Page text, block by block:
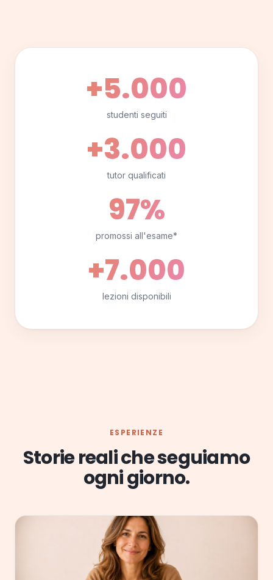
+5.000
studenti seguiti
+3.000
tutor qualificati
97%
promossi all'esame*
+7.000
lezioni disponibili
ESPERIENZE
Storie reali che seguiamo
ogni giorno.